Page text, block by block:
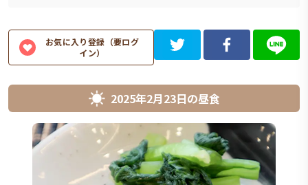
お気に入り登録（要ログ
イン）
2025年2月23日の昼食